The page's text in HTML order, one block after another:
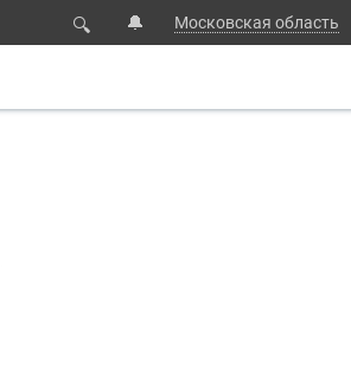
🔍 🔔 Московская область